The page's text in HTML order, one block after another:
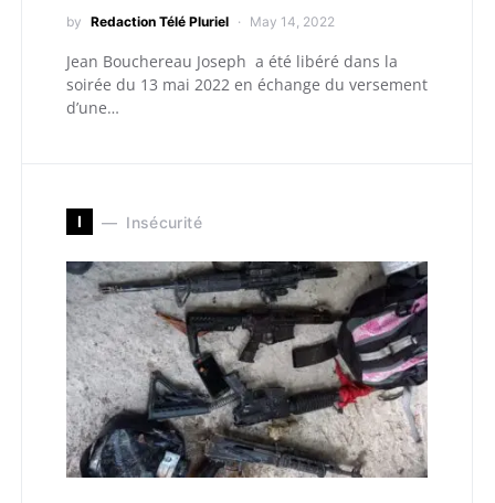
by Redaction Télé Pluriel May 14, 2022
Jean Bouchereau Joseph a été libéré dans la
soirée du 13 mai 2022 en échange du versement
d’une…
I Insécurité